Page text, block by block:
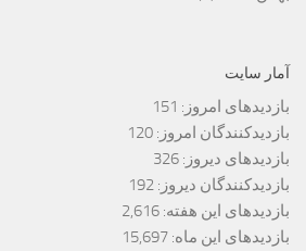
آمار سایت
بازدیدهای امروز: 151
بازدیدکنندگان امروز: 120
بازدیدهای دیروز: 326
بازدیدکنندگان دیروز: 192
بازدیدهای این هفته: 2,616
بازدیدهای این ماه: 15,697